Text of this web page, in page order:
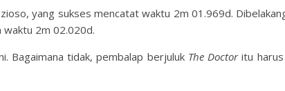
yang sukses mencatat waktu 2m 01.969d.
2m 02.020d.
Bagaimana tidak, pembalap berjulukThe Doctoritu harus